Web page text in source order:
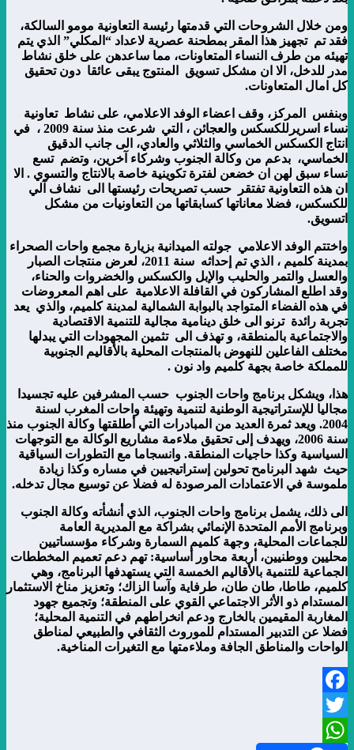
ومن خلال الشروحات التي قدمتها رئيسة التعاونية مومو السالكة،
فقد تم تجهيز هذا المقر بمطحنة عصرية لاعداد “المكلي” الذي يتم
تهيئه من طرف النساء المتعاونات، مما ساعدهن على خلق نشاط
مدر للدخل، الا ان مشكل تسويق المنتوج يبقى عائقا دون تحقيق
كل امال المتعاونات.
وبنفس المركز، وقف اعضاء الوفد الاعلامي، على نشاط تعاونية
نساء اسريرللكسكس والعجائن ، التي شرعت منذ سنة 2009 ، في
انتاج الكسكس الخماسي والثلاثي والعادي، الى جانب الدقيق
الخماسي، بدعم من وكالة الجنوب وشركاء آخرين، وتضم تسع
نساء سبق لهن ان خضعن لفترة تكوينية خاصة بالانتاج والتسوي . الا
ان هذه التعاونية تفتقر حسب تصريحات رئيستها الى نشاف آلي
للكسكس، فضلا معاناتها كسابقاتها من التعاونيات من مشكل
اتسويق.
واختتم الوفد الاعلامي جولته الميدانية بزيارة مجمع واحات الصحراء
بمدينة كلميم ، الذي تم إحداثه سنة 2011، لعرض منتجات الصبار
والعسل والتمر والحليب والإبل والكسكس والخضروات والحناء،
وقد اطلع المشاركون في القافلة الاعلامية على اهم المعروضات
في هذه الفضاء المتواجد بالبوابة الشمالية لمدينة كلميم، والذي يعد
تجربة رائدة ترنو الى خلق دينامية مجالية للتنمية الاقتصادية
والاجتماعية بالمنطقة، و تهذف الى تثمين المجهودات التي يبدلها
مختلف الفاعلين للنهوض بالمنتجات المحلية بالأقاليم الجنوبية
للمملكة خاصة بجهة كلميم واد نون .
هذا، ويشكل برنامج واحات الجنوب حسب المشرفين عليه تجسيدا
مجاليا للإستراتيجية الوطنية لتنمية وتهيئة واحات المغرب لسنة
2004. ويعد ثمرة العديد من المبادرات التي أطلقتها وكالة الجنوب منذ
سنة 2006، ويهدف إلى تحقيق ملاءمة مشاريع الوكالة مع التوجهات
السياسية وكذا حاجيات المنطقة. وانسجاما مع التطورات السياقية
حيث شهد البرنامح تحولين إستراتيجيين في مساره وكذا زيادة
ملموسة في الاعتمادات المرصودة له فضلا عن توسيع مجال تدخله.
الى ذلك، يشمل برنامج واحات الجنوب، الذي أنشأته وكالة الجنوب
وبرنامج الأمم المتحدة الإنمائي بشراكة مع المديرية العامة
للجماعات المحلية، وجهة كلميم السمارة وشركاء مؤسساتيين
محليين ووطنيين، أربعة محاور أساسية: تهم دعم تعميم المخططات
الجماعية للتنمية بالأقاليم الخمسة التي يستهدفها البرنامج، وهي
كلميم، طاطا، طان طان، طرفاية وآسا الزاك؛ وتعزيز مناخ الاستثمار
المستدام ذو الأثر الاجتماعي القوي على المنطقة؛ وتجميع جهود
المغاربة المقيمين بالخارج ودعم انخراطهم في التنمية المحلية؛
فضلا عن التدبير المستدام للموروث الثقافي والطبيعي لمناطق
الواحات والمناطق الجافة وملاءمتها مع التغيرات المناخية.
Facebook
Twitter